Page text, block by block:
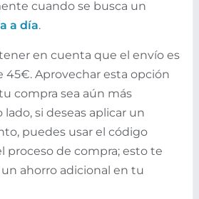
cuando se busca un
a día.
en cuenta que el envío es
45€. Aprovechar esta opción
compra sea aún más
si deseas aplicar un
puedes usar el código
proceso de compra; esto te
ahorro adicional en tu